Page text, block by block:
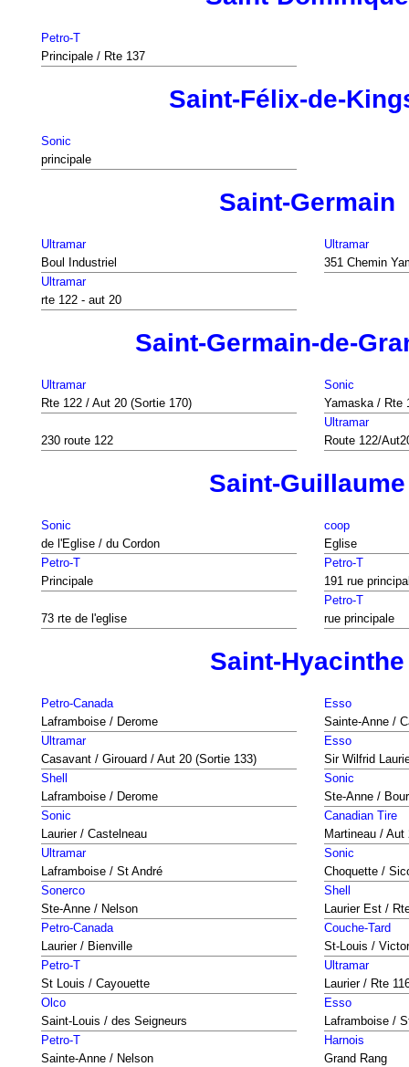
Petro-T
Principale / Rte 137
Saint-Félix-de-
Sonic
principale
Saint-Germain
Ultramar
Boul Industriel
Ultramar
351 Chemin
Ultramar
rte 122 - aut 20
Saint-Germain-de-
Ultramar
Rte 122 / Aut 20 (Sortie 170)
Sonic
Yamaska / Rte
230 route 122
Ultramar
Route 122/
Saint-Guillaume
Sonic
de l'Eglise / du Cordon
coop
Eglise
Petro-T
Principale
Petro-T
191 rue
73 rte de l'eglise
Petro-T
rue principale
Saint-Hyacinthe
Petro-Canada
Laframboise / Derome
Esso
Sainte-Anne /
Ultramar
Casavant / Girouard / Aut 20 (Sortie 133)
Esso
Sir Wilfrid
Shell
Laframboise / Derome
Sonic
Ste-Anne /
Sonic
Laurier / Castelneau
Canadian Tire
Martineau /
Ultramar
Laframboise / St André
Sonic
Choquette /
Sonerco
Ste-Anne / Nelson
Shell
Laurier Est /
Petro-Canada
Laurier / Bienville
Couche-Tard
St-Louis /
Petro-T
St Louis / Cayouette
Ultramar
Laurier / Rte
Olco
Saint-Louis / des Seigneurs
Esso
Laframboise /
Petro-T
Sainte-Anne / Nelson
Harnois
Grand Rang